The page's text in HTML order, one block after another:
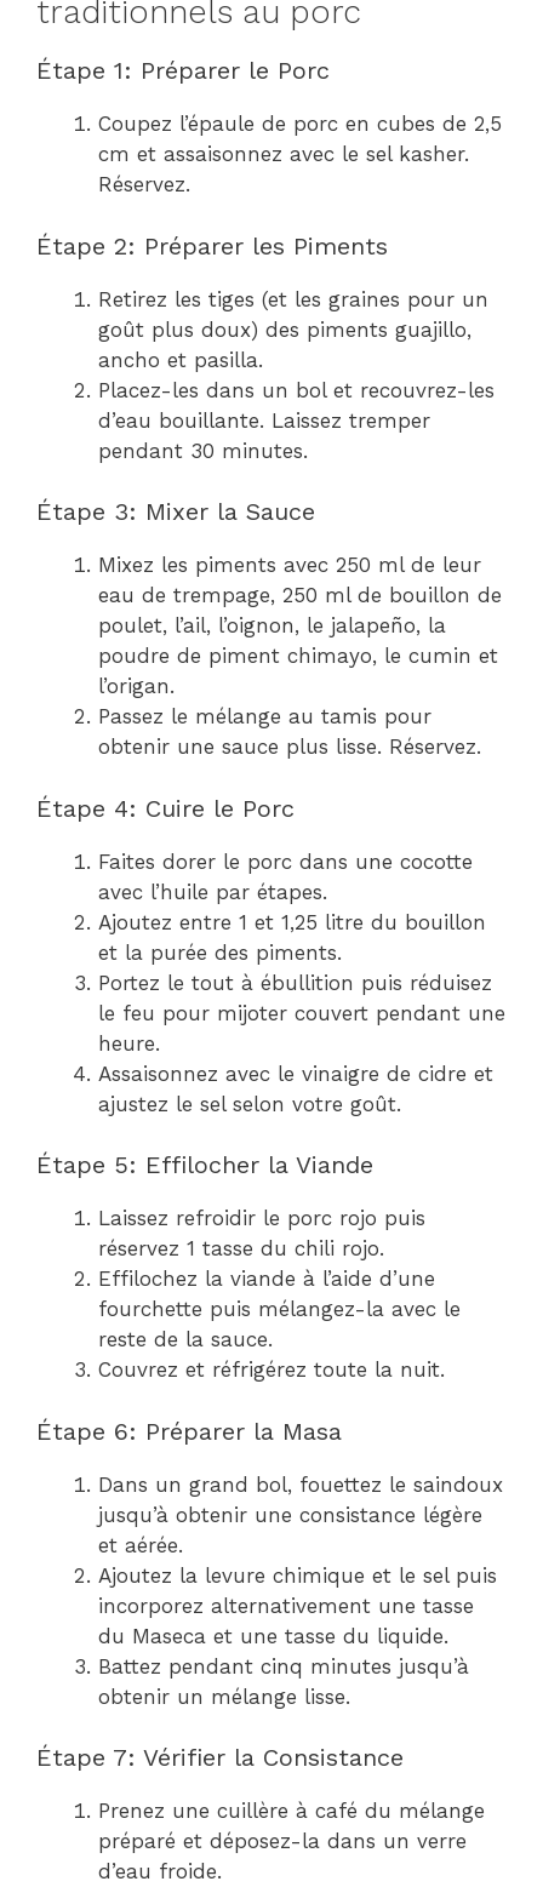
traditionnels au porc
Étape 1: Préparer le Porc
Coupez l’épaule de porc en cubes de 2,5
cm et assaisonnez avec le sel kasher.
Réservez.
Étape 2: Préparer les Piments
Retirez les tiges (et les graines pour un
goût plus doux) des piments guajillo,
ancho et pasilla.
Placez-les dans un bol et recouvrez-les
d’eau bouillante. Laissez tremper
pendant 30 minutes.
Étape 3: Mixer la Sauce
Mixez les piments avec 250 ml de leur
eau de trempage, 250 ml de bouillon de
poulet, l’ail, l’oignon, le jalapeño, la
poudre de piment chimayo, le cumin et
l’origan.
Passez le mélange au tamis pour
obtenir une sauce plus lisse. Réservez.
Étape 4: Cuire le Porc
Faites dorer le porc dans une cocotte
avec l’huile par étapes.
Ajoutez entre 1 et 1,25 litre du bouillon
et la purée des piments.
Portez le tout à ébullition puis réduisez
le feu pour mijoter couvert pendant une
heure.
Assaisonnez avec le vinaigre de cidre et
ajustez le sel selon votre goût.
Étape 5: Effilocher la Viande
Laissez refroidir le porc rojo puis
réservez 1 tasse du chili rojo.
Effilochez la viande à l’aide d’une
fourchette puis mélangez-la avec le
reste de la sauce.
Couvrez et réfrigérez toute la nuit.
Étape 6: Préparer la Masa
Dans un grand bol, fouettez le saindoux
jusqu’à obtenir une consistance légère
et aérée.
Ajoutez la levure chimique et le sel puis
incorporez alternativement une tasse
du Maseca et une tasse du liquide.
Battez pendant cinq minutes jusqu’à
obtenir un mélange lisse.
Étape 7: Vérifier la Consistance
Prenez une cuillère à café du mélange
préparé et déposez-la dans un verre
d’eau froide.